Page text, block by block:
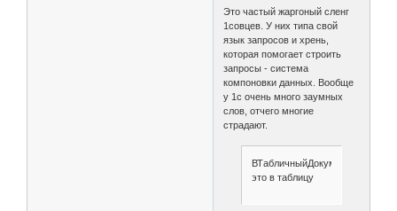
Это частый жаргоный сленг
1совцев. У них типа свой
язык запросов и хрень,
которая помогает строить
запросы - система
компоновки данных. Вообще
у 1с очень много заумных
слов, отчего многие
страдают.
ВТабличныйДокумент
это в таблицу